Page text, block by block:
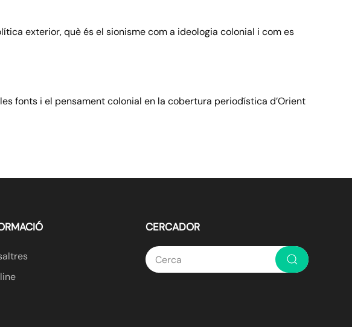
exterior, què és el sionisme com a ideologia colonial i com es
fonts i el pensament colonial en la cobertura periodística d’Orient
CERCADOR